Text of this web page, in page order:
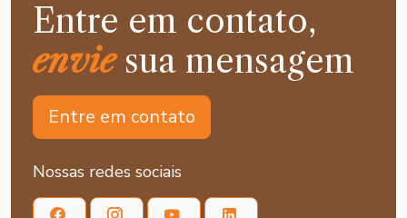
Entre em contato,
enviesua mensagem
Entre em contato
Nossas redes sociais